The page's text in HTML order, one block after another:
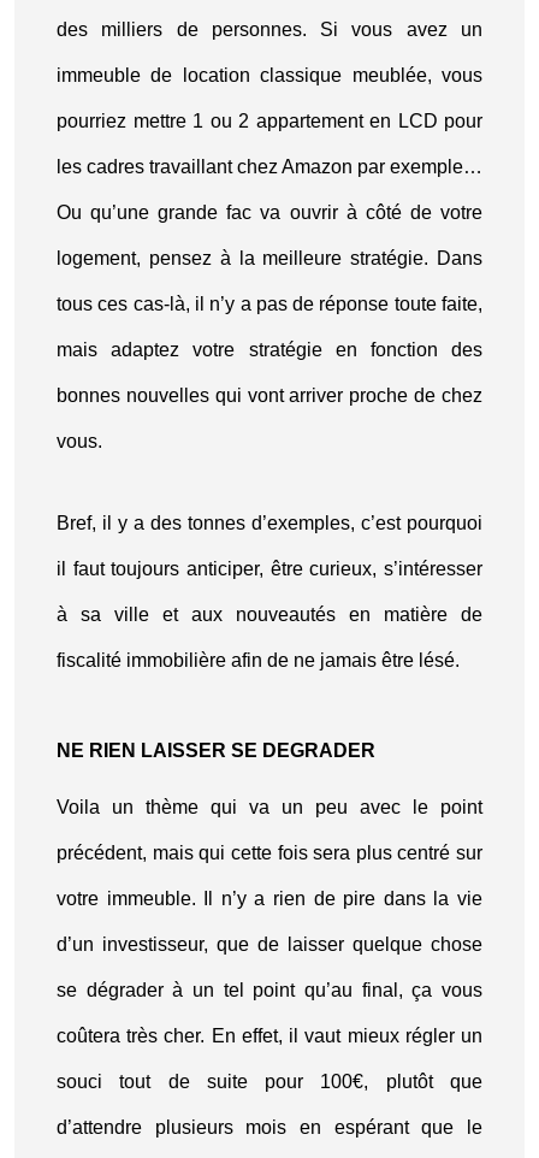
des milliers de personnes. Si vous avez un
immeuble de location classique meublée, vous
pourriez mettre 1 ou 2 appartement en LCD pour
les cadres travaillant chez Amazon par exemple…
Ou qu’une grande fac va ouvrir à côté de votre
logement, pensez à la meilleure stratégie. Dans
tous ces cas-là, il n’y a pas de réponse toute faite,
mais adaptez votre stratégie en fonction des
bonnes nouvelles qui vont arriver proche de chez
vous.
Bref, il y a des tonnes d’exemples, c’est pourquoi
il faut toujours anticiper, être curieux, s’intéresser
à sa ville et aux nouveautés en matière de
fiscalité immobilière afin de ne jamais être lésé.
NE RIEN LAISSER SE DEGRADER
Voila un thème qui va un peu avec le point
précédent, mais qui cette fois sera plus centré sur
votre immeuble. Il n’y a rien de pire dans la vie
d’un investisseur, que de laisser quelque chose
se dégrader à un tel point qu’au final, ça vous
coûtera très cher. En effet, il vaut mieux régler un
souci tout de suite pour 100€, plutôt que
d’attendre plusieurs mois en espérant que le